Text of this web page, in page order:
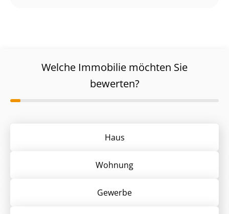
Welche Immobilie möchten Sie
bewerten?
Haus
Wohnung
Gewerbe